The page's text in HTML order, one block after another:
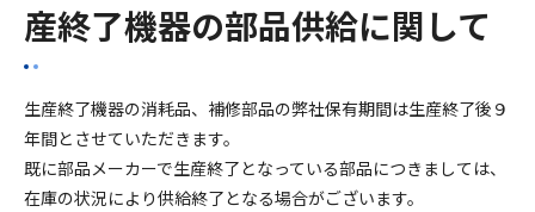
産終了機器の部品供給に関して
生産終了機器の消耗品、補修部品の弊社保有期間は生産終了後９
年間とさせていただきます。
既に部品メーカーで生産終了となっている部品につきましては、
在庫の状況により供給終了となる場合がございます。